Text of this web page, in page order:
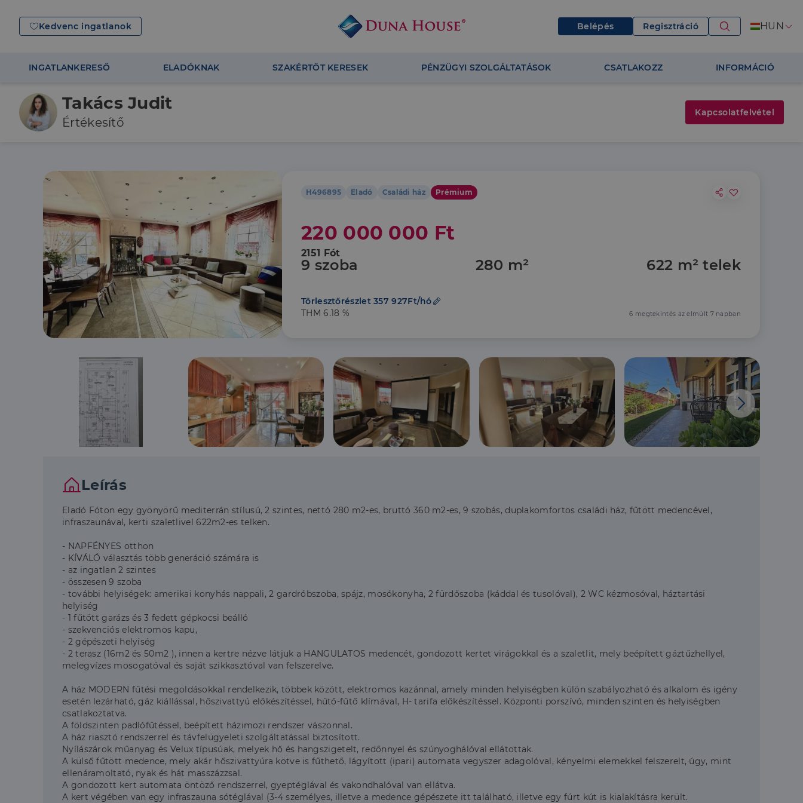
Kedvenc ingatlanok Belépés Regisztráció HUN
INGATLANKERESŐ ELADÓKNAK SZAKÉRTŐT KERESEK PÉNZÜGYI SZOLGÁLTATÁSOK CSATLAKOZZ INFORMÁCIÓ
H496895 Eladó Családi ház Prémium
220 000 000 Ft
2151 Fót
9 szoba 280 m² 622 m² telek
Törlesztőrészlet 357 927Ft/hó
THM 6.18 %
6 megtekintés az elmúlt 7 napban
Leírás
Eladó Fóton egy gyönyörű mediterrán stílusú, 2 szintes, nettó 280 m2-es, bruttó 360 m2-es, 9 szobás, duplakomfortos családi ház, fűtött medencével,
infraszaunával, kerti szaletlivel 622m2-es telken.
- NAPFÉNYES otthon
- KÍVÁLÓ választás több generáció számára is
- az ingatlan 2 szintes
- összesen 9 szoba
- további helyiségek: amerikai konyhás nappali, 2 gardróbszoba, spájz, mosókonyha, 2 fürdőszoba (káddal és tusolóval), 2 WC kézmosóval, háztartási
helyiség
- 1 fűtött garázs és 3 fedett gépkocsi beálló
- szekvenciós elektromos kapu,
- 2 gépészeti helyiség
- 2 terasz (16m2 és 50m2 ), innen a kertre nézve látjuk a HANGULATOS medencét, gondozott kertet virágokkal és a szaletlit, mely beépített gáztűzhellyel,
melegvízes mosogatóval és saját szikkasztóval van felszerelve.
A ház MODERN fűtési megoldásokkal rendelkezik, többek között, elektromos kazánnal, amely minden helyiségben külön szabályozható és alkalom és igény
esetén lezárható, gáz kiállással, hőszivattyú előkészítéssel, hűtő-fűtő klímával, H- tarifa előkészítéssel. Központi porszívó, minden szinten és helyiségben
csatlakoztatva.
A földszinten padlófűtéssel, beépített házimozi rendszer vászonnal.
A ház riasztó rendszerrel és távfelügyeleti szolgáltatással biztosított.
Nyílászárok műanyag és Velux típusúak, melyek hő és hangszigetelt, redőnnyel és szúnyoghálóval ellátottak.
A külső fűtött medence, mely akár hőszivattyúra kötve is fűthető, lágyított (ipari) automata vegyszer adagolóval, kényelmi elemekkel felszerelt, úgy, mint
ellenáramoltató, nyak és hát masszázzsal.
A gondozott kert automata öntöző rendszerrel, gyeptéglával és vakondhalóval van ellátva.
A kert végében van egy infraszauna sótéglával (3-4 személyes, illetve a medence gépészete itt található, illetve egy fúrt kút is kialakításra került.
Takács Judit
Értékesítő
Kapcsolatfelvétel